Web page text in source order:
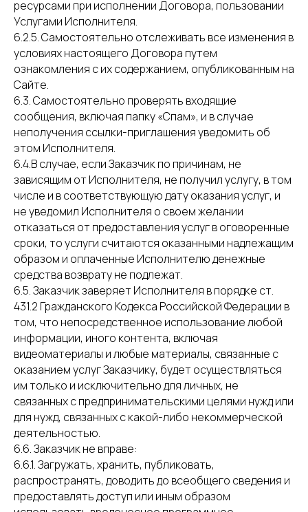
ресурсами при исполнении Договора, пользовании
Услугами Исполнителя.
6.2.5. Самостоятельно отслеживать все изменения в
условиях настоящего Договора путем
ознакомления с их содержанием, опубликованным на
Сайте.
6.3. Самостоятельно проверять входящие
сообщения, включая папку «Спам», и в случае
неполучения ссылки-приглашения уведомить об
этом Исполнителя.
6.4.В случае, если Заказчик по причинам, не
зависящим от Исполнителя, не получил услугу, в том
числе и в соответствующую дату оказания услуг, и
не уведомил Исполнителя о своем желании
отказаться от предоставления услуг в оговоренные
сроки, то услуги считаются оказанными надлежащим
образом и оплаченные Исполнителю денежные
средства возврату не подлежат.
6.5. Заказчик заверяет Исполнителя в порядке ст.
431.2 Гражданского Кодекса Российской Федерации в
том, что непосредственное использование любой
информации, иного контента, включая
видеоматериалы и любые материалы, связанные с
оказанием услуг Заказчику, будет осуществляться
им только и исключительно для личных, не
связанных с предпринимательскими целями нужд или
для нужд, связанных с какой-либо некоммерческой
деятельностью.
6.6. Заказчик не вправе:
6.6.1. Загружать, хранить, публиковать,
распространять, доводить до всеобщего сведения и
предоставлять доступ или иным образом